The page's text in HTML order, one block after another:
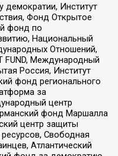
Институт
Фонд Открытое
фонд по
Национальный
Отношений,
FUND, Международный
Россия, Институт
фонд регионального
за
центр
фонд Маршалла
центр защиты
Свободная
Атлантический